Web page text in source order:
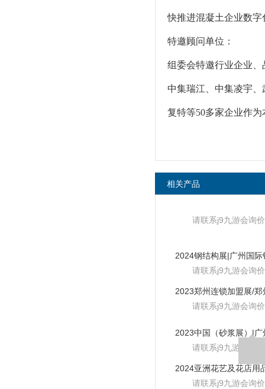
快推进混凝土企业数
特邀顾问单位：
组委会特邀行业企业
中集瑞江、中集凌宇
复特等50多家企业作
相关产品
请联系j9九游会询价
请联系j9九游会询价
请联系j9九游会询价
请联系j9九游会询价
请联系j9九游会询价